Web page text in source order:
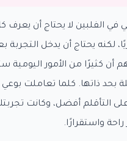
في الفلبين لا يحتاج أن يعرف
لكنه يحتاج أن يدخل التجربة
أن كثيرًا من الأمور اليومية
ذاتها. كلما تعاملت بوعي
التأقلم أفضل، وكانت
راحة واستقرارًا.